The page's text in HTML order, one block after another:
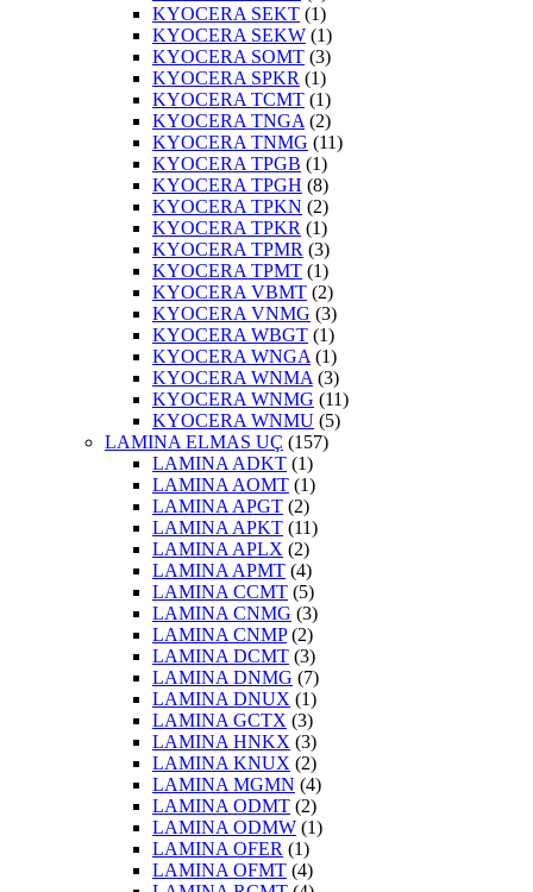
KYOCERA SEKT (1)
KYOCERA SEKW (1)
KYOCERA SOMT (3)
KYOCERA SPKR (1)
KYOCERA TCMT (1)
KYOCERA TNGA (2)
KYOCERA TNMG (11)
KYOCERA TPGB (1)
KYOCERA TPGH (8)
KYOCERA TPKN (2)
KYOCERA TPKR (1)
KYOCERA TPMR (3)
KYOCERA TPMT (1)
KYOCERA VBMT (2)
KYOCERA VNMG (3)
KYOCERA WBGT (1)
KYOCERA WNGA (1)
KYOCERA WNMA (3)
KYOCERA WNMG (11)
KYOCERA WNMU (5)
LAMINA ELMAS UÇ (157)
LAMINA ADKT (1)
LAMINA AOMT (1)
LAMINA APGT (2)
LAMINA APKT (11)
LAMINA APLX (2)
LAMINA APMT (4)
LAMINA CCMT (5)
LAMINA CNMG (3)
LAMINA CNMP(2)
LAMINA DCMT (3)
LAMINA DNMG (7)
LAMINA DNUX (1)
LAMINA GCTX (3)
LAMINA HNKX (3)
LAMINA KNUX (2)
LAMINA MGMN (4)
LAMINA ODMT (2)
LAMINA ODMW (1)
LAMINA OFER (1)
LAMINA OFMT (4)